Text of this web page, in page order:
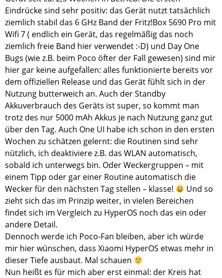
Eindrücke sind sehr positiv: das Gerät nutzt tatsächlich
ziemlich stabil das 6 GHz Band der Fritz!Box 5690 Pro mit
Wifi 7 ( endlich ein Gerät, das regelmäßig das noch
ziemlich freie Band hier verwendet :-D) und Day One
Bugs (wie z.B. beim Poco öfter der Fall gewesen) sind mir
hier gar keine aufgefallen: alles funktionierte bereits vor
dem offiziellen Release und das Gerät fühlt sich in der
Nutzung butterweich an. Auch der Standby
Akkuverbrauch des Geräts ist super, so kommt man
trotz des nur 5000 mAh Akkus je nach Nutzung ganz gut
über den Tag. Auch One UI habe ich schon in den ersten
Wochen zu schätzen gelernt: die Routinen sind sehr
nützlich, ich deaktiviere z.B. das WLAN automatisch,
sobald ich unterwegs bin. Oder Weckergruppen – mit
einem Tipp oder gar einer Routine automatisch die
Wecker für den nächsten Tag stellen – klasse!
Und so
zieht sich das im Prinzip weiter, in vielen Bereichen
findet sich im Vergleich zu HyperOS noch das ein oder
andere Detail.
Dennoch werde ich Poco-Fan bleiben, aber ich würde
mir hier wünschen, dass Xiaomi HyperOS etwas mehr in
dieser Tiefe ausbaut. Mal schauen
Nun heißt es für mich aber erst einmal: der Kreis hat